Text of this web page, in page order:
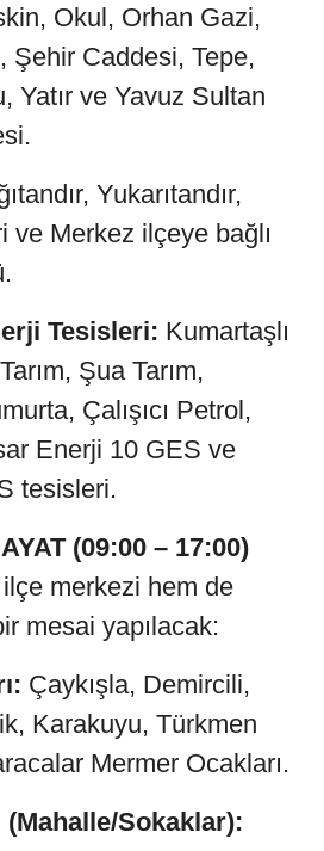
Okul, Orhan Gazi,
Şehir Caddesi, Tepe,
Yatır ve Yavuz Sultan
Yukarıtandır,
ve Merkez ilçeye bağlı
Tesisleri: Kumartaşlı
Şua Tarım,
Çalışıcı Petrol,
Enerji 10 GES ve
tesisleri.
(09:00 – 17:00)
merkezi hem de
mesai yapılacak:
Çaykışla, Demircili,
Karakuyu, Türkmen
Mermer Ocakları.
(Mahalle/Sokaklar):